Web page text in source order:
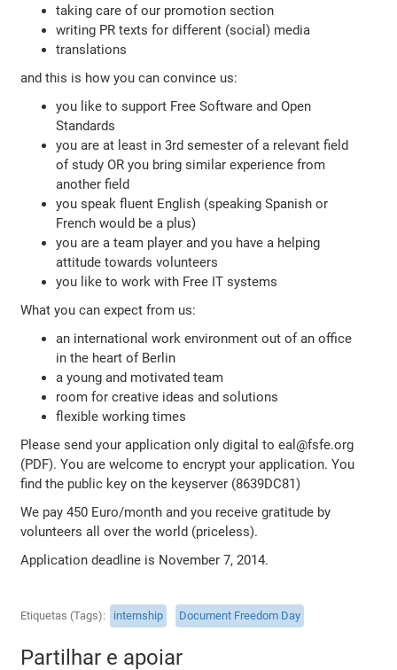
taking care of our promotion section
writing PR texts for different (social) media
translations
and this is how you can convince us:
you like to support Free Software and Open
Standards
you are at least in 3rd semester of a relevant field
of study OR you bring similar experience from
another field
you speak fluent English (speaking Spanish or
French would be a plus)
you are a team player and you have a helping
attitude towards volunteers
you like to work with Free IT systems
What you can expect from us:
an international work environment out of an office
in the heart of Berlin
a young and motivated team
room for creative ideas and solutions
flexible working times
Please send your application only digital to eal@fsfe.org
(PDF). You are welcome to encrypt your application. You
find the public key on the keyserver (8639DC81)
We pay 450 Euro/month and you receive gratitude by
volunteers all over the world (priceless).
Application deadline is November 7, 2014.
Etiquetas (Tags) internship Document Freedom Day
Partilhar e apoiar